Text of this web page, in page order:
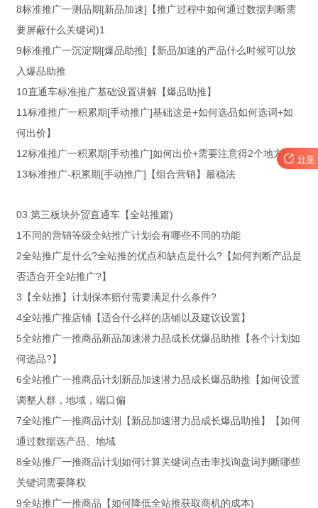
8标准推广一测品期[新品加速]【推广过程中如何通过数据判断需
要屏蔽什么关键词)1
9标准推广一沉淀期[爆品助推]【新品加速的产品什么时候可以放
入爆品助推
10直通车标准推广基础设置讲解【爆品助推】
11标准推广一积累期[手动推广]基础这是+如何选品如何选词+如
何出价】
12标准推广一积累期[手动推广]如何出价+需要注意得2个地方
13标准推广-积累期[手动推广]【组合营销】最稳法
03.第三板块外贸直通车【全站推篇)
1不同的营销等级全站推广计划会有哪些不同的功能
2全站推广是什么?全站推的优点和缺点是什么?【如何判断产品是
否适合开全站推广?】
3【全站推】计划保本赔付需要满足什么条件?
4全站推广推店铺【适合什么样的店铺以及建议设置】
5全站推广一推商品新品加速潜力品成长优爆品助推【各个计划如
何选品?】
6全站推广一推商品计划新品加速潜力品成长爆品助推【如何设置
调整人群，地域，端口偏
7全站推广一推商品计划【新品加速潜力品成长爆品助推】【如何
通过数据选产品、地域
8全站推厂一推商品计划如何计算关键词点击率找询盘词判断哪些
关键词需要降权
9全站推广一推商品【如何降低全站推获取商机的成本)
 分享